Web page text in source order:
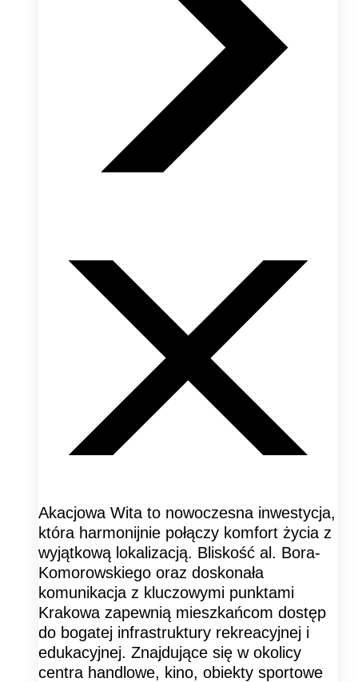
Akacjowa Wita to nowoczesna inwestycja,
która harmonijnie połączy komfort życia z
wyjątkową lokalizacją. Bliskość al. Bora-
Komorowskiego oraz doskonała
komunikacja z kluczowymi punktami
Krakowa zapewnią mieszkańcom dostęp
do bogatej infrastruktury rekreacyjnej i
edukacyjnej. Znajdujące się w okolicy
centra handlowe, kino, obiekty sportowe